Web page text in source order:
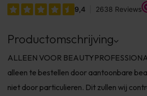
Productomschrijving
ALLEEN VOOR
alleen te bestellen door aantoonbare
niet door particulieren. Dit zullen wij